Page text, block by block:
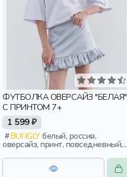
ФУТБОЛКА ОВЕРСАЙЗ "БЕЛАЯ"
С ПРИНТОМ 7+
1 599 ₽
BUNGLYбелый, россия,
оверсайз, принт, повседневный,
девочки, школьники, подростки,
дети